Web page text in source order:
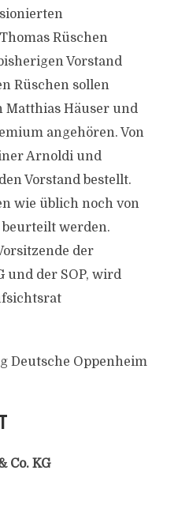
Rüschen
Vorstand
Rüschen sollen
Matthias Häuser und
angehören. Von
Arnoldi und
Vorstand bestellt.
wie üblich noch von
werden.
der
und der SOP, wird
Deutsche Oppenheim
Co. KG